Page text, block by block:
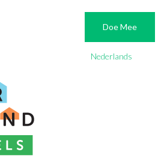
Doe Mee
Nederlands